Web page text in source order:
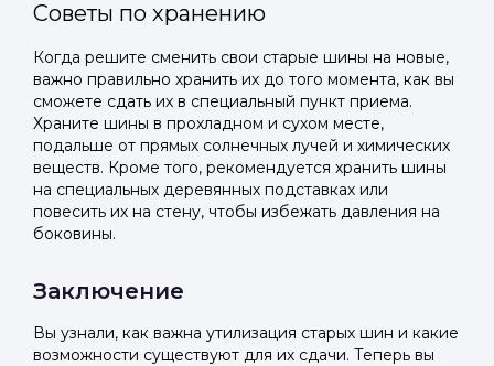
Советы по хранению
Когда решите сменить свои старые шины на новые,
важно правильно хранить их до того момента, как вы
сможете сдать их в специальный пункт приема.
Храните шины в прохладном и сухом месте,
подальше от прямых солнечных лучей и химических
веществ. Кроме того, рекомендуется хранить шины
на специальных деревянных подставках или
повесить их на стену, чтобы избежать давления на
боковины.
Заключение
Вы узнали, как важна утилизация старых шин и какие
возможности существуют для их сдачи. Теперь вы